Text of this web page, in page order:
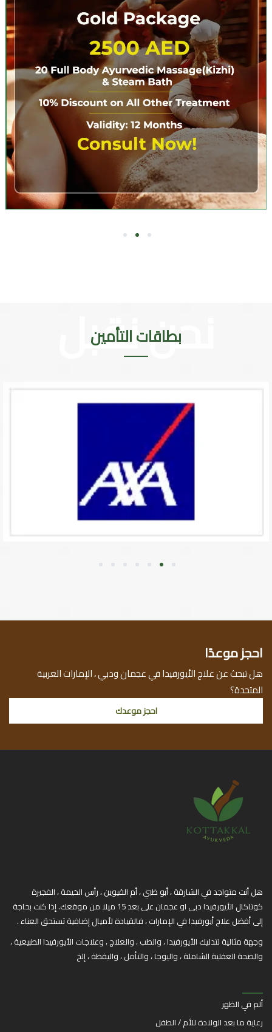
1
2
3
بطاقات التأمين
2
احجز موعدًا
هل تبحث عن علاج الأيورفيدا في عجمان ودبي ، الإمارات العربية
المتحدة؟
احجز موعدك
هل أنت متواجد في الشارقة ، أبو ظبي ، أم القيوين ، رأس الخيمة ، الفجيرة
كوتاكال الأيورفيدا دبى او عجمان على بعد 15 ميلا من موقعك. إذا كنت بحاجة
إلى أفضل علاج أيورفيدا في الإمارات ، فالقيادة لأميال إضافية تستحق العناء .
وجهة مثالية لتدليك الأيورفيدا ، والطب ، والعلاج ، وعلاجات الأيورفيدا الطبيعية ،
والصحة العقلية الشاملة ، واليوجا ، والتأمل ، واليقظة ، إلخ
ألم في الظهر
رعاية ما بعد الولادة للأم / الطفل